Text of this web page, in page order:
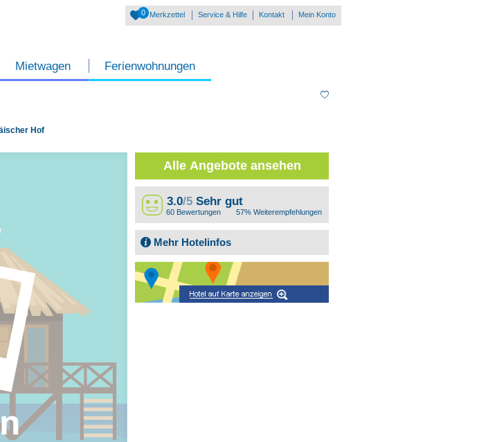
Mietwagen Ferienwohnungen
0 Merkzettel Service & Hilfe Kontakt Mein Konto
Hof
Alle Angebote ansehen
3.0/5 Sehr gut
60 Bewertungen 57% Weiterempfehlungen
Mehr Hotelinfos